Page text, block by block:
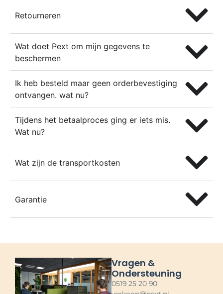
Retourneren
Wat doet Pext om mijn gegevens te
beschermen
Ik heb besteld maar geen orderbevestiging
ontvangen. wat nu?
Tijdens het betaalproces ging er iets mis.
Wat nu?
Wat zijn de transportkosten
Garantie
Vragen &
Ondersteuning
0519 25 20 90